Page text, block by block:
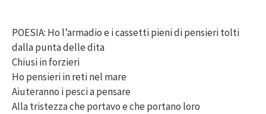
POESIA: Ho l’armadio e i cassetti pieni di pensieri tolti
dalla punta delle dita
Chiusi in forzieri
Ho pensieri in reti nel mare
Aiuteranno i pesci a pensare
Alla tristezza che portavo e che portano loro